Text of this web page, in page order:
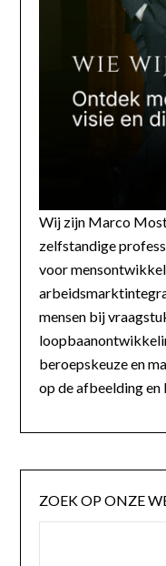
Wij zijn Marco
zelfstandige
voor
mensen bij
beroepskeuze en
op de afbeelding en
ZOEK OP ONZE